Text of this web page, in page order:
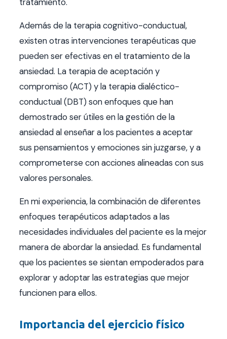
Además de la terapia cognitivo-conductual,
existen otras intervenciones terapéuticas que
pueden ser efectivas en el tratamiento de la
ansiedad. La terapia de aceptación y
compromiso (ACT) y la terapia dialéctico-
conductual (DBT) son enfoques que han
demostrado ser útiles en la gestión de la
ansiedad al enseñar a los pacientes a aceptar
sus pensamientos y emociones sin juzgarse, y a
comprometerse con acciones alineadas con sus
valores personales.
En mi experiencia, la combinación de diferentes
enfoques terapéuticos adaptados a las
necesidades individuales del paciente es la mejor
manera de abordar la ansiedad. Es fundamental
que los pacientes se sientan empoderados para
explorar y adoptar las estrategias que mejor
funcionen para ellos.
Importancia del ejercicio físico